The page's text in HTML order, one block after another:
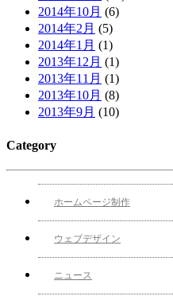
2014年10月 (6)
2014年2月 (5)
2014年1月 (1)
2013年12月 (1)
2013年11月 (1)
2013年10月 (8)
2013年9月 (10)
Category
ホームページ制作
ウェブデザイン
ニュース